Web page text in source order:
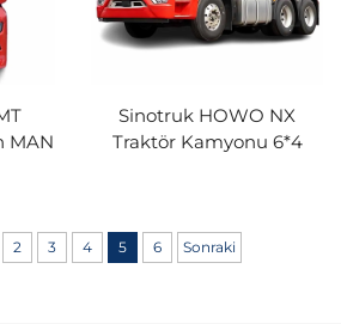
MAN
Sinotruk HOWO NX
Traktör Kamyonu 6*4
Satışta
2 3 4 5 6 Sonraki